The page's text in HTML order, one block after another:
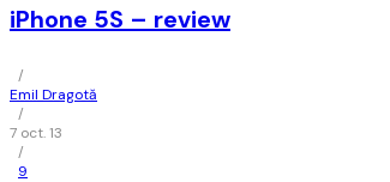
iPhone 5S – review
/
Emil Dragotă
/
7 oct. 13
/
9